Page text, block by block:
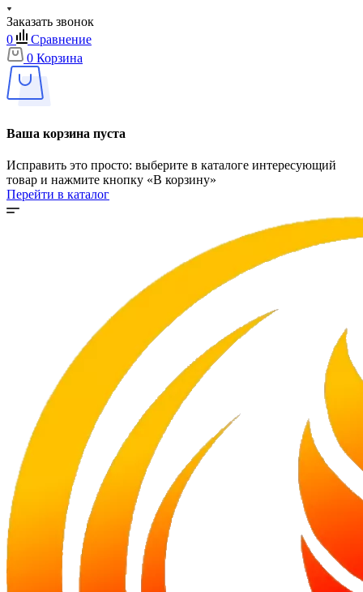
Заказать звонок
0
Сравнение
0 Корзина
Ваша корзина пуста
Исправить это просто: выберите в каталоге интересующий
товар и нажмите кнопку «В корзину»
Перейти в каталог